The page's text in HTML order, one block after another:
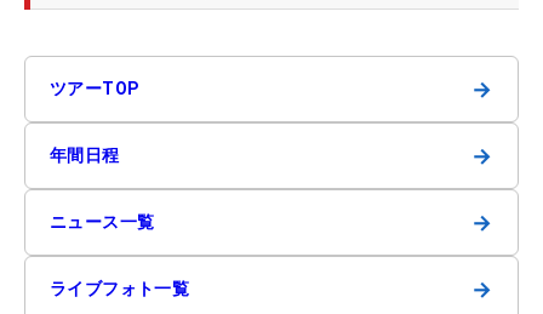
ツアーTOP →
年間日程 →
ニュース一覧 →
ライブフォト一覧 →